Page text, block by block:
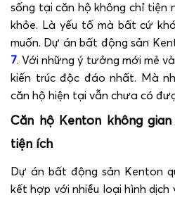
sống tại căn hộ không chỉ tiện
khỏe. Là yếu tố mà bất cứ
muốn. Dự án bất động sản
7. Với những ý tưởng mới mẻ
kiến trúc độc đáo nhất. Mà
căn hộ hiện tại vẫn chưa có
Căn hộ Kenton không
tiện ích
Dự án bất động sản Kenton
kết hợp với nhiều loại hình